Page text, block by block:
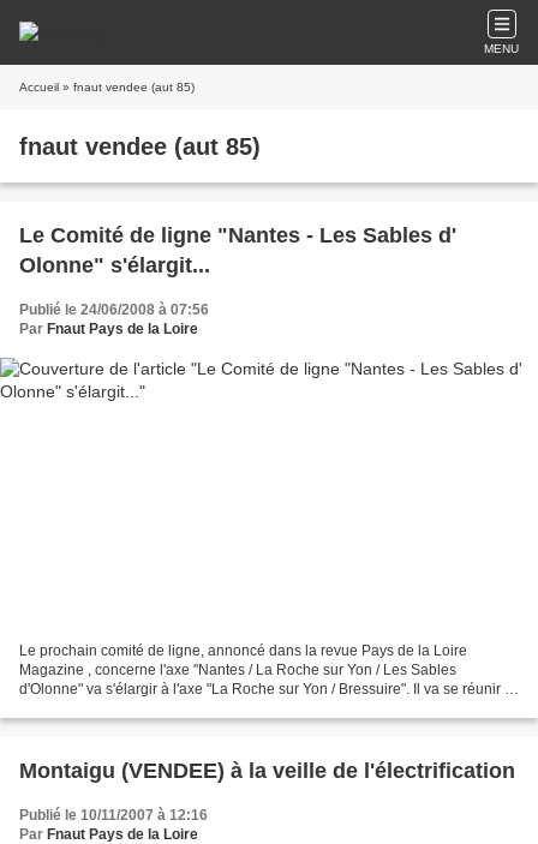
MENU
Accueil » fnaut vendee (aut 85)
fnaut vendee (aut 85)
Le Comité de ligne "Nantes - Les Sables d'
Olonne" s'élargit...
Publié le 24/06/2008 à 07:56
Par Fnaut Pays de la Loire
Le prochain comité de ligne, annoncé dans la revue Pays de la Loire
Magazine , concerne l'axe "Nantes / La Roche sur Yon / Les Sables
d'Olonne" va s'élargir à l'axe "La Roche sur Yon / Bressuire". Il va se réunir le
Montaigu (VENDEE) à la veille de l'électrification
Publié le 10/11/2007 à 12:16
Par Fnaut Pays de la Loire